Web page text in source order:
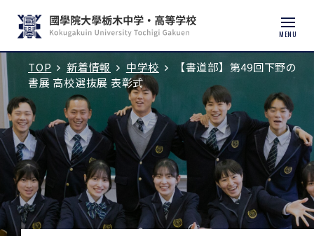
MENU
入試説明会・学校見学
学校紹介
中学校
高等学校
TOP 新着情報 中学校
【書道部】第49回下野の
書展 高校選抜展 表彰式